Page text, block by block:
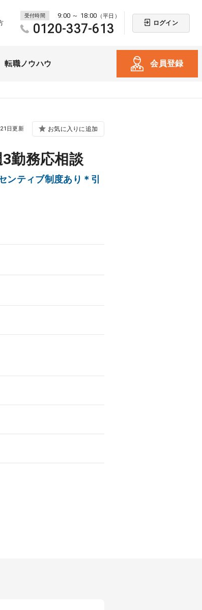
受付時間 9:00 ～ 18:00 （平日）
0120-337-613 ログイン
転職ノウハウ 会員登録
勤務応相談
ンティブ制度あり＊引
日更新 お気に入りに追加